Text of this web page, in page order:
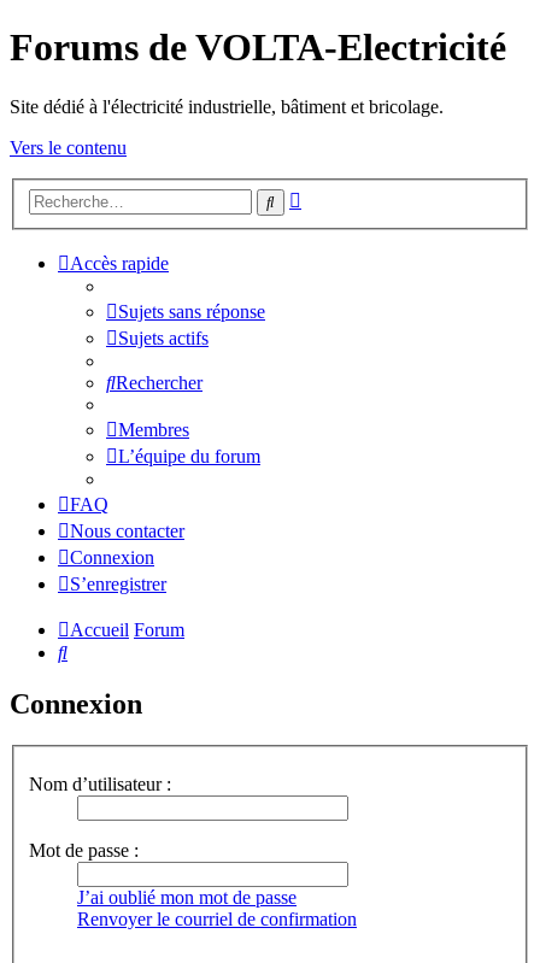
Forums de VOLTA-Electricité
Site dédié à l'électricité industrielle, bâtiment et bricolage.
Vers le contenu
Rechercher
Accès rapide
Sujets sans réponse
Sujets actifs
Rechercher
Membres
L’équipe du forum
FAQ
Nous contacter
Connexion
S’enregistrer
Accueil Forum
Rechercher
Connexion
Nom d’utilisateur :
Mot de passe :
J’ai oublié mon mot de passe
Renvoyer le courriel de confirmation